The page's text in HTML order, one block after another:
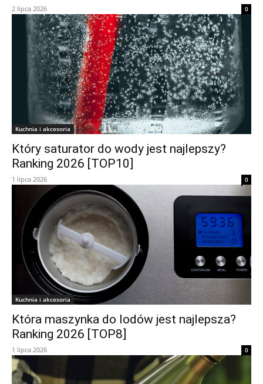
2 lipca 2026 0
Kuchnia i akcesoria
Który saturator do wody jest najlepszy?
Ranking 2026 [TOP10]
1 lipca 2026 0
Kuchnia i akcesoria
Która maszynka do lodów jest najlepsza?
Ranking 2026 [TOP8]
1 lipca 2026 0